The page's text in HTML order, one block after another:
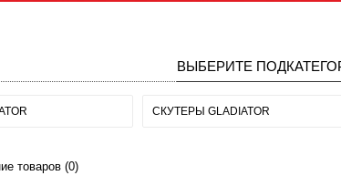
ВЫБЕРИТЕ
СКУТЕРЫ GLADIATOR
товаров (0)